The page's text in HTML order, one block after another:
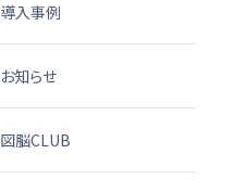
導入事例
お知らせ
図脳CLUB